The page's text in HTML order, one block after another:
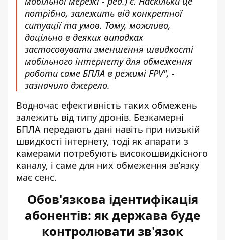
потрібно, залежить від конкретної
ситуації та умов. Тому, можливо,
доцільно в деяких випадках
застосовувати зменшення швидкості
мобільного інтернету для обмеження
роботи саме БПЛА в режимі FPV", -
зазначило джерело.
Водночас ефективність таких обмежень
залежить від типу дронів. Безкамерні
БПЛА передають дані навіть при низькій
швидкості інтернету, тоді як апарати з
камерами потребують високошвидкісного
каналу, і саме для них обмеження зв’язку
має сенс.
Обов'язкова ідентифікація
абонентів: як держава буде
контролювати зв'язок